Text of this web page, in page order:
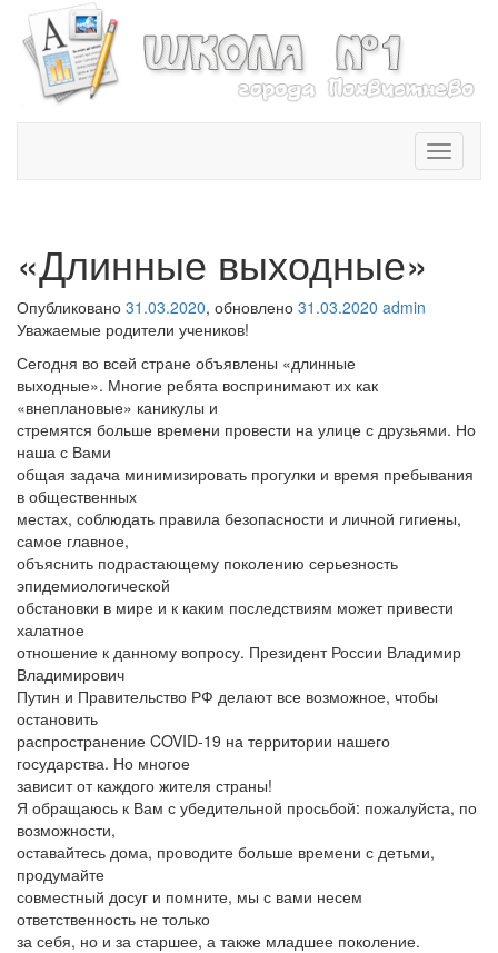
T
o
i
n
«Длинные выходные»
Опубликовано 31.03.2020, обновлено 31.03.2020 admin
Уважаемые родители учеников!
Сегодня во всей стране объявлены «длинные
выходные». Многие ребята воспринимают их как
«внеплановые» каникулы и
стремятся больше времени провести на улице с друзьями. Но
наша с Вами
общая задача минимизировать прогулки и время пребывания
в общественных
местах, соблюдать правила безопасности и личной гигиены,
самое главное,
объяснить подрастающему поколению серьезность
эпидемиологической
обстановки в мире и к каким последствиям может привести
халатное
отношение к данному вопросу. Президент России Владимир
Владимирович
Путин и Правительство РФ делают все возможное, чтобы
остановить
распространение COVID-19 на территории нашего
государства. Но многое
зависит от каждого жителя страны!
Я обращаюсь к Вам с убедительной просьбой: пожалуйста, по
возможности,
оставайтесь дома, проводите больше времени с детьми,
продумайте
совместный досуг и помните, мы с вами несем
ответственность не только
за себя, но и за старшее, а также младшее поколение.